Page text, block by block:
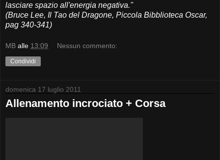
lasciare spazio all'energia negativa."
(Bruce Lee, Il Tao del Dragone, Piccola Bibblioteca Oscar,
pag 340-341)
MB alle 13:09 Nessun commento:
Condividi
domenica 17 luglio 2011
Allenamento incrociato + Corsa